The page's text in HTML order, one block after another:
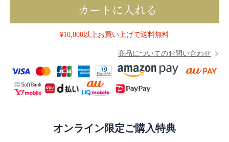
カートに入れる
¥10,000以上お買い上げで送料無料
商品についてのお問い合わせ
オンライン限定ご購入特典